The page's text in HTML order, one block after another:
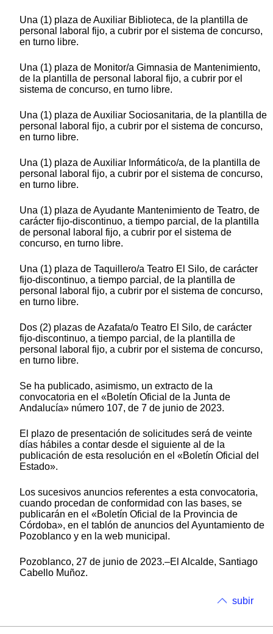
Una (1) plaza de Auxiliar Biblioteca, de la plantilla de
personal laboral fijo, a cubrir por el sistema de concurso,
en turno libre.
Una (1) plaza de Monitor/a Gimnasia de Mantenimiento,
de la plantilla de personal laboral fijo, a cubrir por el
sistema de concurso, en turno libre.
Una (1) plaza de Auxiliar Sociosanitaria, de la plantilla de
personal laboral fijo, a cubrir por el sistema de concurso,
en turno libre.
Una (1) plaza de Auxiliar Informático/a, de la plantilla de
personal laboral fijo, a cubrir por el sistema de concurso,
en turno libre.
Una (1) plaza de Ayudante Mantenimiento de Teatro, de
carácter fijo-discontinuo, a tiempo parcial, de la plantilla
de personal laboral fijo, a cubrir por el sistema de
concurso, en turno libre.
Una (1) plaza de Taquillero/a Teatro El Silo, de carácter
fijo-discontinuo, a tiempo parcial, de la plantilla de
personal laboral fijo, a cubrir por el sistema de concurso,
en turno libre.
Dos (2) plazas de Azafata/o Teatro El Silo, de carácter
fijo-discontinuo, a tiempo parcial, de la plantilla de
personal laboral fijo, a cubrir por el sistema de concurso,
en turno libre.
Se ha publicado, asimismo, un extracto de la
convocatoria en el «Boletín Oficial de la Junta de
Andalucía» número 107, de 7 de junio de 2023.
El plazo de presentación de solicitudes será de veinte
días hábiles a contar desde el siguiente al de la
publicación de esta resolución en el «Boletín Oficial del
Estado».
Los sucesivos anuncios referentes a esta convocatoria,
cuando procedan de conformidad con las bases, se
publicarán en el «Boletín Oficial de la Provincia de
Córdoba», en el tablón de anuncios del Ayuntamiento de
Pozoblanco y en la web municipal.
Pozoblanco, 27 de junio de 2023.–El Alcalde, Santiago
Cabello Muñoz.
subir